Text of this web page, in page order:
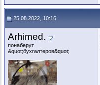
25.08.2022, 10:16
Arhimed.
понаберут
&quot;бухгалтеров&quot;